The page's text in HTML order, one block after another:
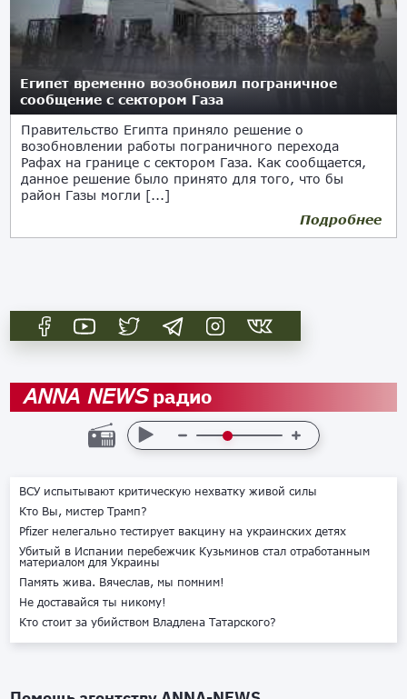
Египет временно возобновил пограничное
сообщение с сектором Газа
Правительство Египта приняло решение о
возобновлении работы пограничного перехода
Рафах на границе с сектором Газа. Как сообщается,
данное решение было принято для того, что бы
район Газы могли [...]
Подробнее
ANNA NEWSрадио
ВСУ испытывают критическую нехватку живой силы
Кто Вы, мистер Трамп?
Pfizer нелегально тестирует вакцину на украинских детях
Убитый в Испании перебежчик Кузьминов стал отработанным
материалом для Украины
Память жива. Вячеслав, мы помним!
Не доставайся ты никому!
Кто стоит за убийством Владлена Татарского?